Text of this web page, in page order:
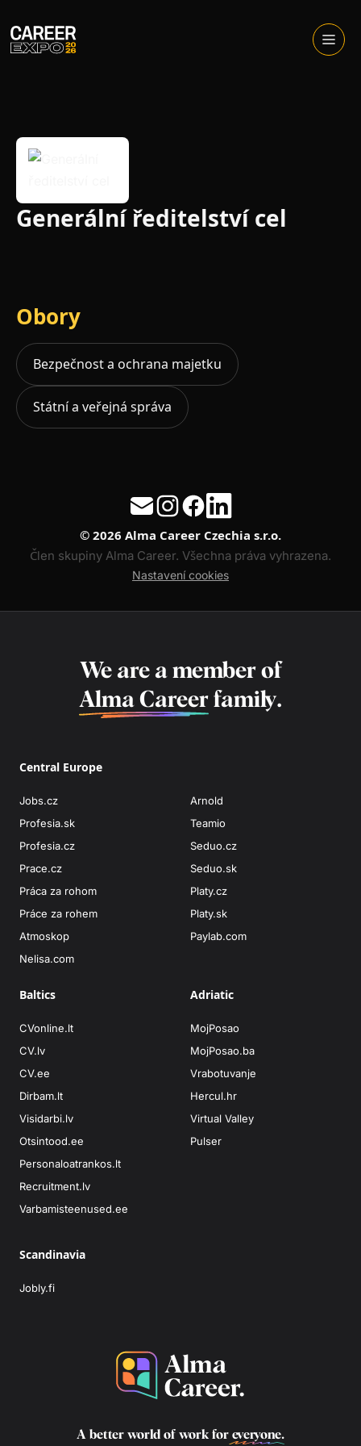
to
content
Otevřít
menu
Generální ředitelství cel
Obory
Bezpečnost a ochrana majetku
Státní a veřejná správa
© 2026 Alma Career Czechia s.r.o.
Člen skupiny Alma Career. Všechna práva vyhrazena.
Nastavení cookies
We are a member of
Alma Career family.
Central Europe
Jobs.cz
Profesia.sk
Profesia.cz
Prace.cz
Práca za rohom
Práce za rohem
Atmoskop
Nelisa.com
Arnold
Teamio
Seduo.cz
Seduo.sk
Platy.cz
Platy.sk
Paylab.com
Baltics
CVonline.lt
CV.lv
CV.ee
Dirbam.lt
Visidarbi.lv
Otsintood.ee
Personaloatrankos.lt
Recruitment.lv
Varbamisteenused.ee
Adriatic
MojPosao
MojPosao.ba
Vrabotuvanje
Hercul.hr
Virtual Valley
Pulser
Scandinavia
Jobly.fi
A better world of work for everyone.